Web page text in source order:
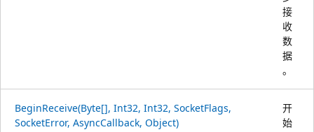
接
收
数
据
。
BeginReceive(Byte[], Int32, Int32, SocketFlags,
SocketError, AsyncCallback, Object)
开
始